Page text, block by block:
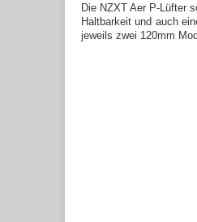
Die NZXT Aer P-Lüfter
Haltbarkeit und auch
jeweils zwei 120mm